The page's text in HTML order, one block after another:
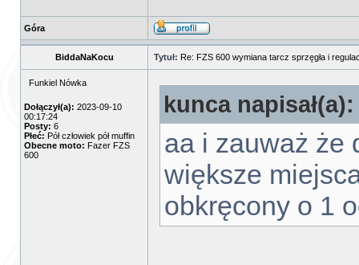
Góra
BiddaNaKocu Tytuł: Re: FZS 600 wymiana tarcz sprzęgła i
Funkiel Nówka
Dołączył(a): 2023-09-10
00:17:24
Posty: 6
Płeć: Pół człowiek pół muffin
Obecne moto: Fazer FZS
600
kunca napisał(a):
aa i zauważ że
większe
obkręcony o 1